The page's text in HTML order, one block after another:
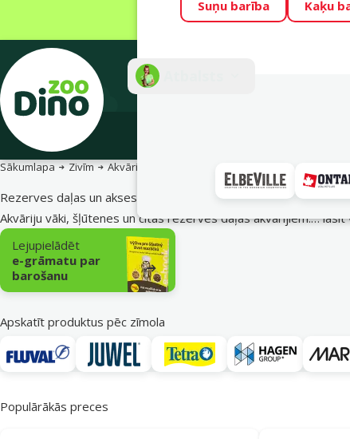
Visu mēnesi
Fotokonkurss
Suņu barība Kaķu
Sākumlapa Zivīm Akvāriju aprīkojums un rezerves daļas
Rezerves daļas un aksesuāri
Akvāriju vāki, šļūtenes un citas rezerves daļas akvārijiem.…lasīt
Apakškategorija
Lejupielādēt
e-grāmatu par
barošanu
Apskatīt produktus pēc zīmola
Populārākās preces